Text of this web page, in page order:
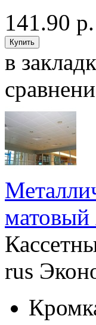
141.90 р.
в
rus